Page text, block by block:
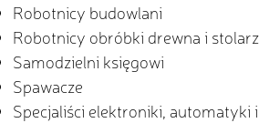
Robotnicy budowlani
Robotnicy obróbki drewna i
Samodzielni księgowi
Spawacze
Specjaliści elektroniki, automatyki